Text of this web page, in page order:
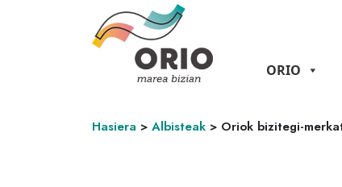
ORIO
Hasiera > Albisteak > Oriok bizitegi-